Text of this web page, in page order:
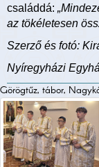
családdá:
az tökéletesen
Szerző és fotó:
Nyíregyházi
Görögtűz, tábor,